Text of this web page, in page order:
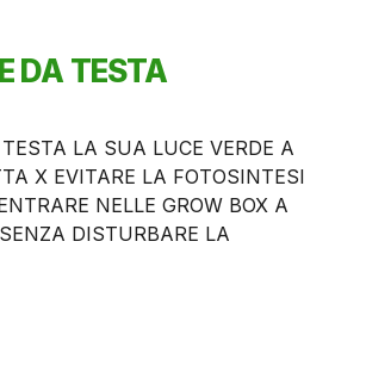
DA TESTA
LA SUA LUCE VERDE A
X EVITARE LA FOTOSINTESI
NELLE GROW BOX A
DISTURBARE LA